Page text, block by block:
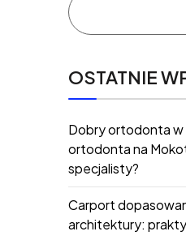
OSTATNIE
Dobry ortodonta w
ortodonta na
specjalisty?
Carport
architektury: